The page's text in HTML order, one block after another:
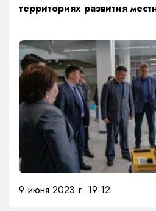
территориях развития
9 июня 2023 г. 19:12